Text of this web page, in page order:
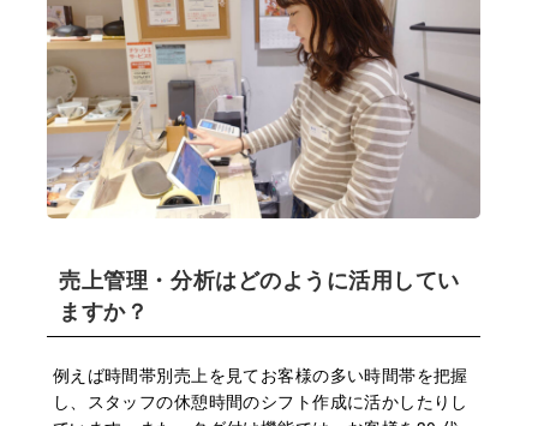
売上管理・分析はどのように活⽤してい
ますか？
例えば時間帯別売上を⾒てお客様の多い時間帯を把握
し、スタッフの休憩時間のシフト作成に活かしたりし